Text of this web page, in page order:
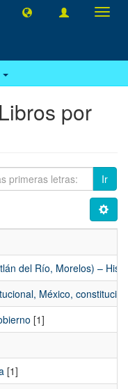
por
Ir
del Río, Morelos) –
México,
[1]
[1]